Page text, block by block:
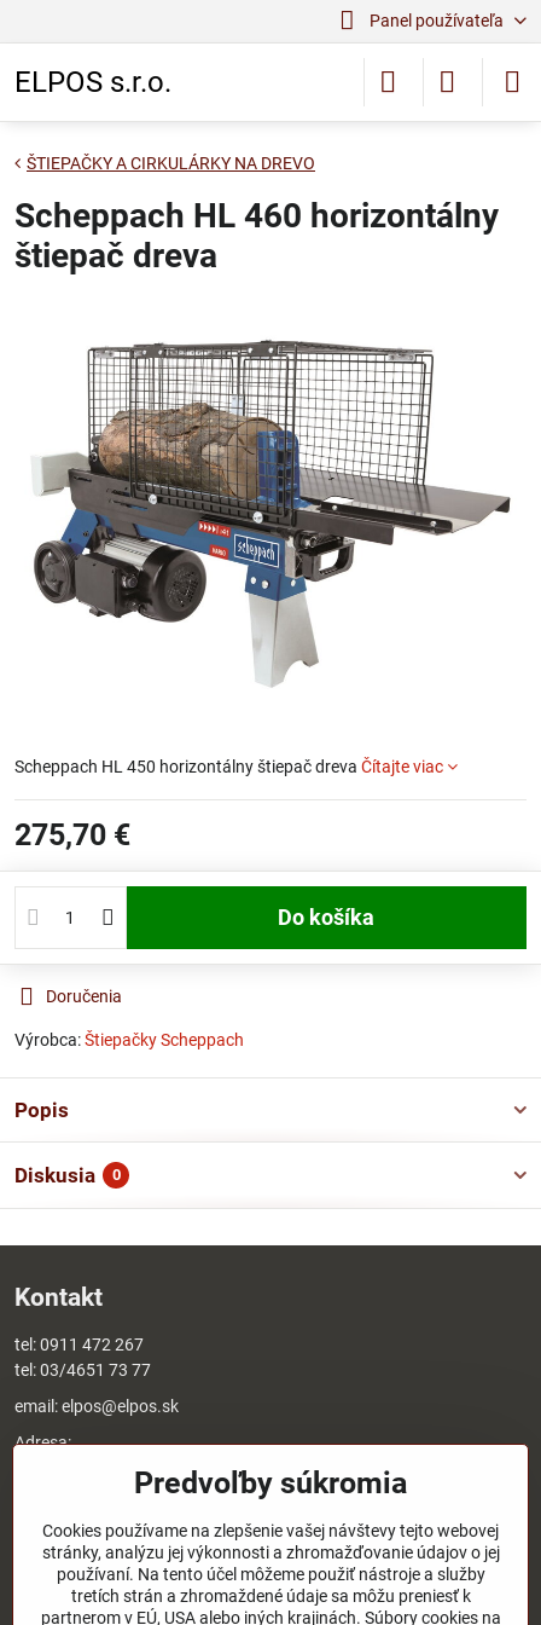
Panel používateľa
ELPOS s.r.o.
ŠTIEPAČKY A CIRKULÁRKY NA DREVO
Scheppach HL 460 horizontálny
štiepač dreva
Scheppach HL 450 horizontálny štiepač dreva Čítajte viac
275,70 €
Do košíka
Doručenia
Výrobca:Štiepačky Scheppach
Popis
Diskusia 0
Kontakt
tel:0911 472 267
tel:03/4651 73 77
email:elpos@elpos.sk
Adresa:
Štefánikova 1470/50c
Otváracie hodiny:
8:00 - 17:00 pondelok - piatok
8:00 - 12:00 sobota
Nedeľa - zatvorené
Predvoľby súkromia
Cookies používame na zlepšenie vašej návštevy tejto webovej
stránky, analýzu jej výkonnosti a zhromažďovanie údajov o jej
používaní. Na tento účel môžeme použiť nástroje a služby
tretích strán a zhromaždené údaje sa môžu preniesť k
partnerom v EÚ, USA alebo iných krajinách. Súbory cookies na